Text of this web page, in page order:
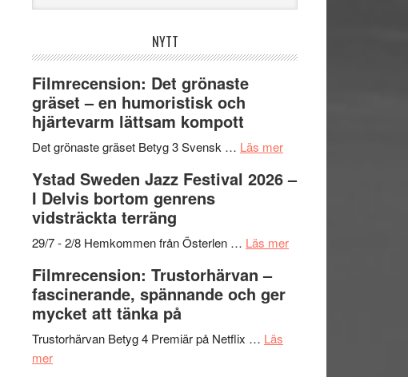
webbplatsen
NYTT
Filmrecension: Det grönaste
gräset – en humoristisk och
hjärtevarm lättsam kompott
Det grönaste gräset Betyg 3 Svensk … Läs merom
Det
–
och
Ystad Sweden Jazz Festival 2026 –
I Delvis bortom genrens
vidsträckta terräng
29/7 - 2/8 Hemkommen från Österlen … Läs merom
Filmrecension: Trustorhärvan –
fascinerande, spännande och ger
mycket att tänka på
Trustorhärvan Betyg 4 Premiär på Netflix … Läs
merom